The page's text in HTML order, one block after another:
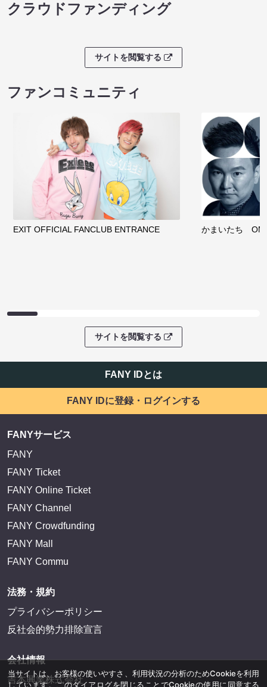
クラウドファンディング
サイトを閲覧する
ファンコミュニティ
EXIT OFFICIAL FANCLUB ENTRANCE かまいたち
サイトを閲覧する
FANY IDとは
FANY IDに登録・ログインする
FANYサービス
FANY
FANY Ticket
FANY Online Ticket
FANY Channel
FANY Crowdfunding
FANY Mall
FANY Commu
法務・規約
プライバシーポリシー
反社会的勢力排除宣言
会社情報
吉本興業株式会社
当サイトは、お客様の使いやすさ、利用状況の分析のためCookieを利用
しています。このダイアログを閉じることでCookieの使用に同意する